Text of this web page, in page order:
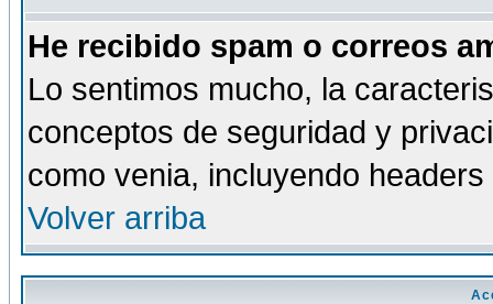
He recibido spam o correos
Lo sentimos mucho, la
conceptos de seguridad y
como venia, incluyendo
Volver arriba